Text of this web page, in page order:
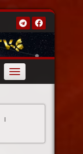
Toggle
navigation
|